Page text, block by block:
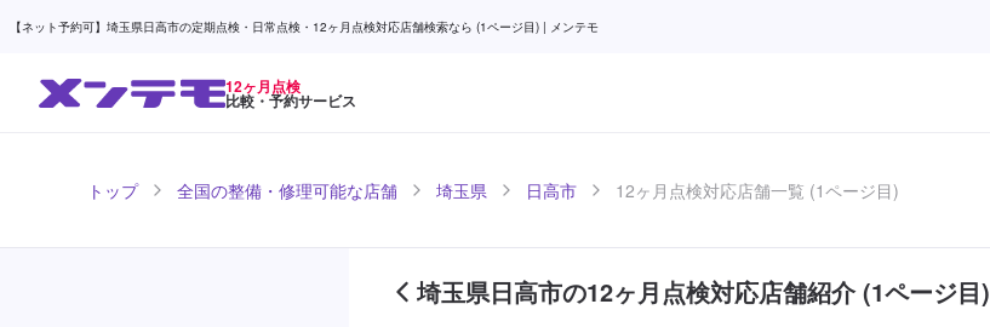
【ネット予約可】埼玉県日高市の定期点検・日常点検・12ヶ月点検対応店舗検索なら (1ページ目) | メンテモ
12ヶ月点検
比較・予約サービス
トップ 全国の整備・修理可能な店舗 埼玉県 日高市 12ヶ月点検対応店舗一覧 (1ページ目)
埼玉県日高市の12ヶ月点検対応店舗紹介 (1ページ目)